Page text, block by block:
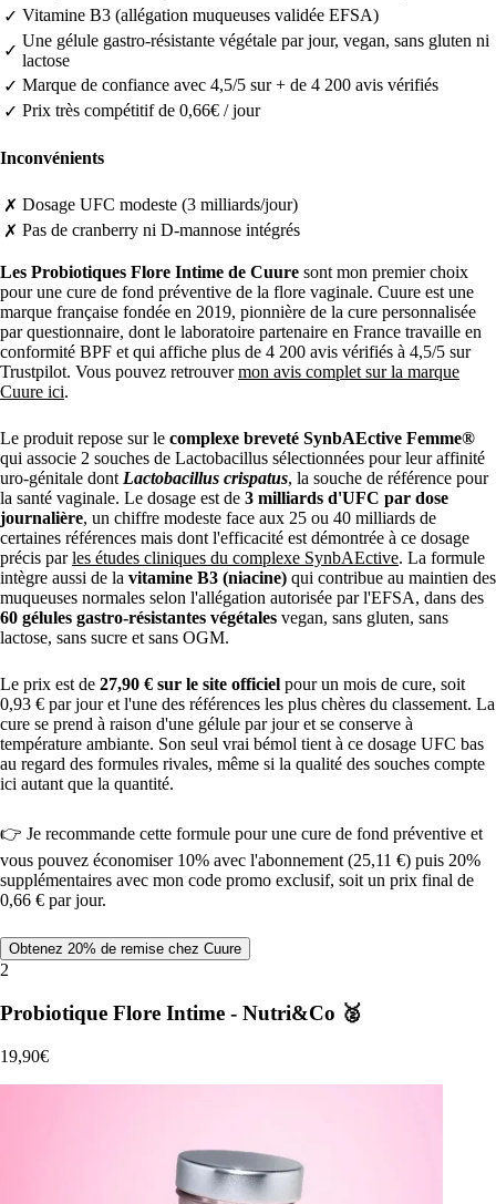
✓ Vitamine B3 (allégation muqueuses validée EFSA)
✓
Une gélule gastro-résistante végétale par jour, vegan, sans gluten ni
lactose
✓ Marque de confiance avec 4,5/5 sur + de 4 200 avis vérifiés
✓ Prix très compétitif de 0,66€ / jour
Inconvénients
✗ Dosage UFC modeste (3 milliards/jour)
✗ Pas de cranberry ni D-mannose intégrés
Les Probiotiques Flore Intime de Cuure sont mon premier choix
pour une cure de fond préventive de la flore vaginale. Cuure est une
marque française fondée en 2019, pionnière de la cure personnalisée
par questionnaire, dont le laboratoire partenaire en France travaille en
conformité BPF et qui affiche plus de 4 200 avis vérifiés à 4,5/5 sur
Trustpilot. Vous pouvez retrouvermon avis complet sur la marque
Cuure ici.
Le produit repose sur le complexe breveté SynbAEctive Femme®
qui associe 2 souches de Lactobacillus sélectionnées pour leur affinité
uro-génitale dont Lactobacillus crispatus, la souche de référence pour
la santé vaginale. Le dosage est de 3 milliards d'UFC par dose
journalière, un chiffre modeste face aux 25 ou 40 milliards de
certaines références mais dont l'efficacité est démontrée à ce dosage
précis parles études cliniques du complexe SynbAEctive. La formule
intègre aussi de la vitamine B3 (niacine) qui contribue au maintien des
muqueuses normales selon l'allégation autorisée par l'EFSA, dans des
60 gélules gastro-résistantes végétales vegan, sans gluten, sans
lactose, sans sucre et sans OGM.
Le prix est de 27,90 € sur le site officiel pour un mois de cure, soit
0,93 € par jour et l'une des références les plus chères du classement. La
cure se prend à raison d'une gélule par jour et se conserve à
température ambiante. Son seul vrai bémol tient à ce dosage UFC bas
au regard des formules rivales, même si la qualité des souches compte
ici autant que la quantité.
👉 Je recommande cette formule pour une cure de fond préventive et
vous pouvez économiser 10% avec l'abonnement (25,11 €) puis 20%
supplémentaires avec mon code promo exclusif, soit un prix final de
0,66 € par jour.
Obtenez 20% de remise chez Cuure
2
Probiotique Flore Intime - Nutri&Co 🥈
19,90€